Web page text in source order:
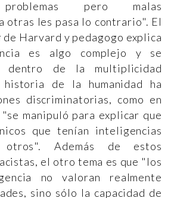
problemas pero malas
otras les pasa lo contrario". El
Harvard y pedagogo explica
es algo complejo y se
dentro de la multiplicidad
de la humanidad ha
discriminatorias, como en
manipuló para explicar que
que tenían inteligencias
Además de estos
el otro tema es que "los
no valoran realmente
sino sólo la capacidad de